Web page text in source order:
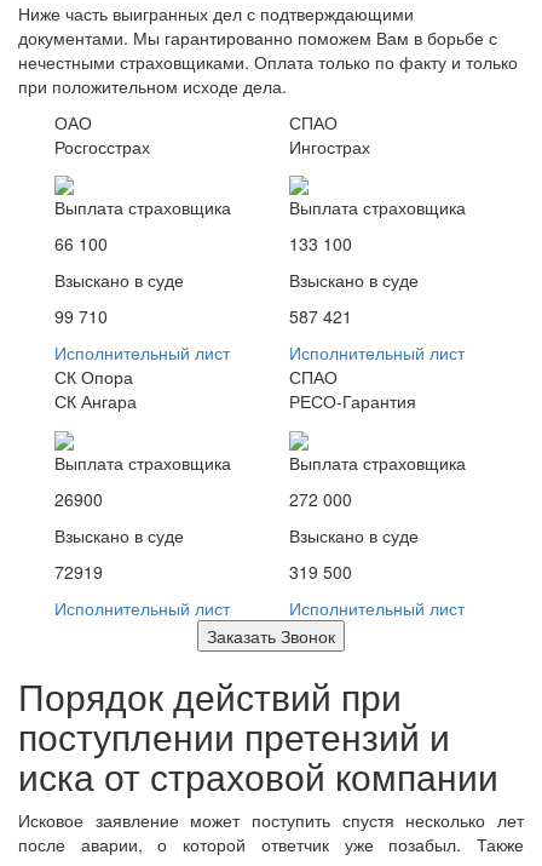
Ниже часть выигранных дел с подтверждающими
документами. Мы гарантированно поможем Вам в борьбе с
нечестными страховщиками. Оплата только по факту и только
при положительном исходе дела.
ОАО
Росгосстрах
Выплата страховщика
66 100
Взыскано в суде
99 710
Исполнительный лист
СПАО
Ингострах
Выплата страховщика
133 100
Взыскано в суде
587 421
Исполнительный лист
СК Опора
СК Ангара
Выплата страховщика
26900
Взыскано в суде
72919
Исполнительный лист
СПАО
РЕСО-Гарантия
Выплата страховщика
272 000
Взыскано в суде
319 500
Исполнительный лист
Заказать Звонок
Порядок действий при
поступлении претензий и
иска от страховой компании
Исковое заявление может поступить спустя несколько лет
после аварии, о которой ответчик уже позабыл. Также